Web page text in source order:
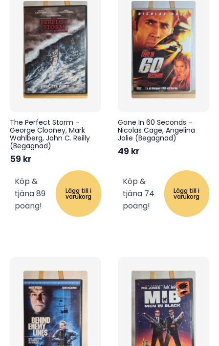
The Perfect Storm –
George Clooney, Mark
Wahlberg, John C. Reilly
(Begagnad)
59 kr
Köp &
tjäna 89
poäng!
Lägg till i
varukorg
Gone In 60 Seconds –
Nicolas Cage, Angelina
Jolie (Begagnad)
49 kr
Köp &
tjäna 74
poäng!
Lägg till i
varukorg